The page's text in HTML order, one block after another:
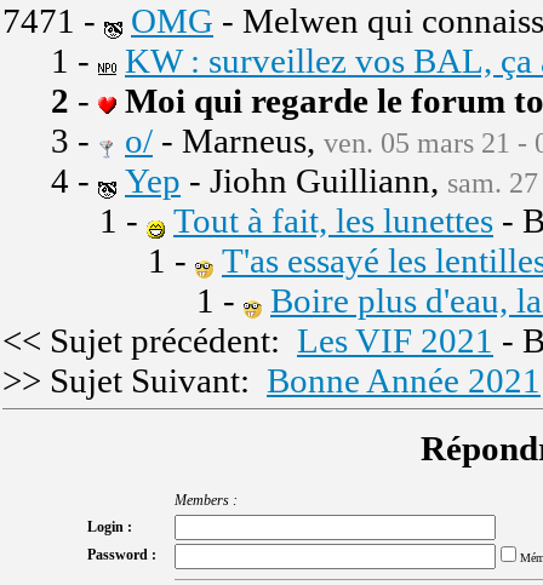
7471 - OMG - Melwen qui
1 -
KW : surveillez vos BAL, ça
2 -
Moi qui regarde le forum
3 -
o/ - Marneus, ven. 05 mars 21 -
4 - Yep - Jiohn Guilliann, sam.
1 - Tout à fait, les lunettes -
1 -
T'as essayé les
1 -
Boire plus d'eau,
<< Sujet précédent: Les VIF 2021 -
>> Sujet Suivant: Bonne Année 2021
Members :
Login :
Password :